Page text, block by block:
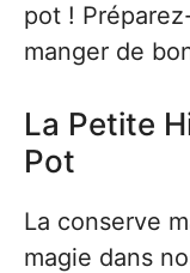
pot !
manger de
La Petite
Pot
La conserve
magie dans